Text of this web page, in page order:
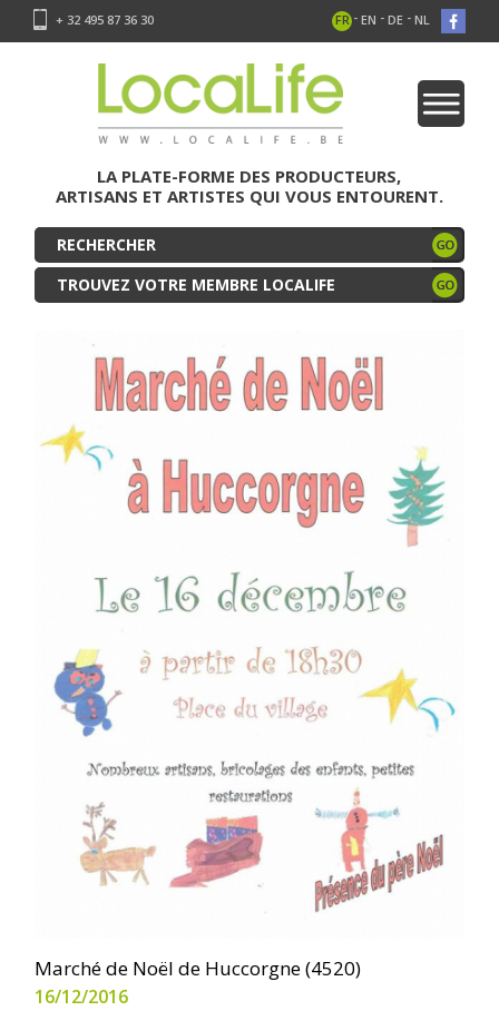
+ 32 495 87 36 30 FR - EN - DE - NL
LA PLATE-FORME DES PRODUCTEURS,
ARTISANS ET ARTISTES QUI VOUS ENTOURENT.
TROUVEZ VOTRE MEMBRE LOCALIFE
Marché de Noël de Huccorgne (4520)
16/12/2016